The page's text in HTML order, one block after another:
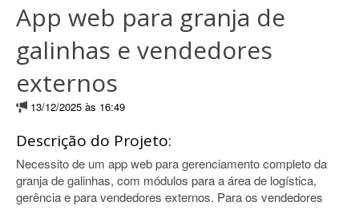
App web para granja de
galinhas e vendedores
externos
13/12/2025 às 16:49
Descrição do Projeto:
Necessito de um app web para gerenciamento completo da
granja de galinhas, com módulos para a área de logística,
gerência e para vendedores externos. Para os vendedores